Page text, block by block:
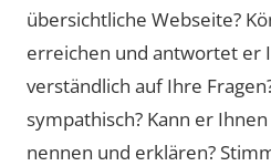
übersichtliche Webseite?
erreichen und antwortet er
verständlich auf Ihre
sympathisch? Kann er
nennen und erklären?